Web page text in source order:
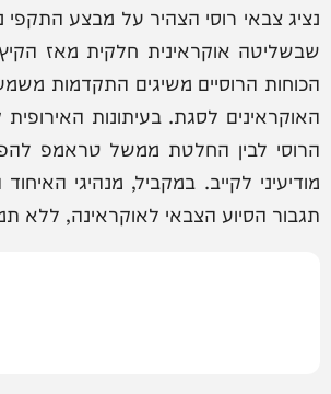
נציג צבאי רוסי הצהיר על מבצע
שבשליטה אוקראינית חלקית מאז
הכוחות הרוסיים משיגים התקדמות
האוקראינים לסגת. בעיתונות
הרוסי לבין החלטת ממשל טראמפ
מודיעיני לקייב. במקביל, מנהיגי
תגבור הסיוע הצבאי לאוקראינה, ללא